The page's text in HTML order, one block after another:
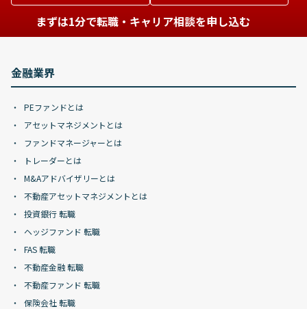
まずは1分で転職・キャリア相談を申し込む
金融業界
PEファンドとは
アセットマネジメントとは
ファンドマネージャーとは
トレーダーとは
M&Aアドバイザリーとは
不動産アセットマネジメントとは
投資銀行 転職
ヘッジファンド 転職
FAS 転職
不動産金融 転職
不動産ファンド 転職
保険会社 転職